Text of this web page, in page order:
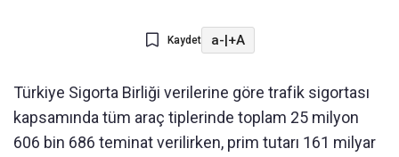
Kaydet a-|+A
Türkiye Sigorta Birliği verilerine göre trafik sigortası
kapsamında tüm araç tiplerinde toplam 25 milyon
606 bin 686 teminat verilirken, prim tutarı 161 milyar